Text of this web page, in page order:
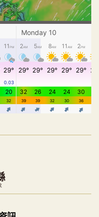
預覽，完整即時空